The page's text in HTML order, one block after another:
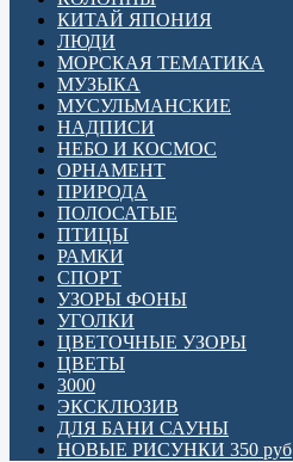
КИТАЙ ЯПОНИЯ
ЛЮДИ
МОРСКАЯ ТЕМАТИКА
МУЗЫКА
МУСУЛЬМАНСКИЕ
НАДПИСИ
НЕБО И КОСМОС
ОРНАМЕНТ
ПРИРОДА
ПОЛОСАТЫЕ
ПТИЦЫ
РАМКИ
СПОРТ
УЗОРЫ ФОНЫ
УГОЛКИ
ЦВЕТОЧНЫЕ УЗОРЫ
ЦВЕТЫ
3000
ЭКСКЛЮЗИВ
ДЛЯ БАНИ САУНЫ
НОВЫЕ РИСУНКИ 350 руб